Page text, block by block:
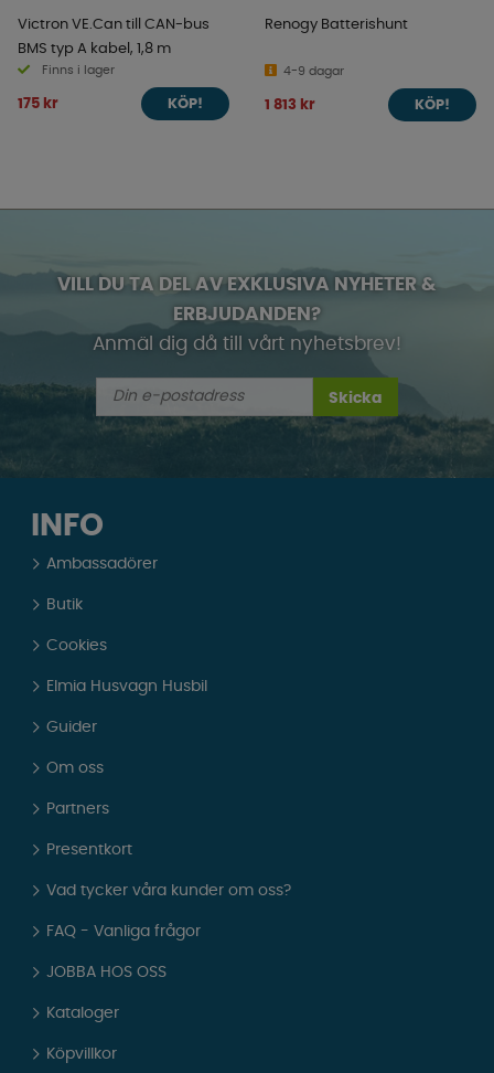
Victron VE.Can till CAN-bus
BMS typ A kabel, 1,8 m
Finns i lager
175 kr KÖP!
Renogy Batterishunt
4-9 dagar
1 813 kr KÖP!
VILL DU TA DEL AV EXKLUSIVA NYHETER &
ERBJUDANDEN?
Anmäl dig då till vårt nyhetsbrev!
Skicka
INFO
Ambassadörer
Butik
Cookies
Elmia Husvagn Husbil
Guider
Om oss
Partners
Presentkort
Vad tycker våra kunder om oss?
FAQ - Vanliga frågor
JOBBA HOS OSS
Kataloger
Köpvillkor